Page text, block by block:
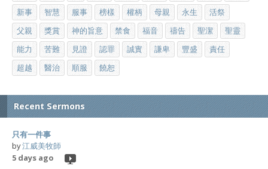
新事
智慧 服事 榜樣 權柄 母親 永生
活祭
父親
獎賞 神的旨意 禁食 福音 禱告 聖潔
聖靈
能力
苦難 見證 認罪 誠實 謙卑 豐盛
責任
超越
醫治 順服 饒恕
Recent Sermons
只有一件事
by江威美牧師
5 days ago